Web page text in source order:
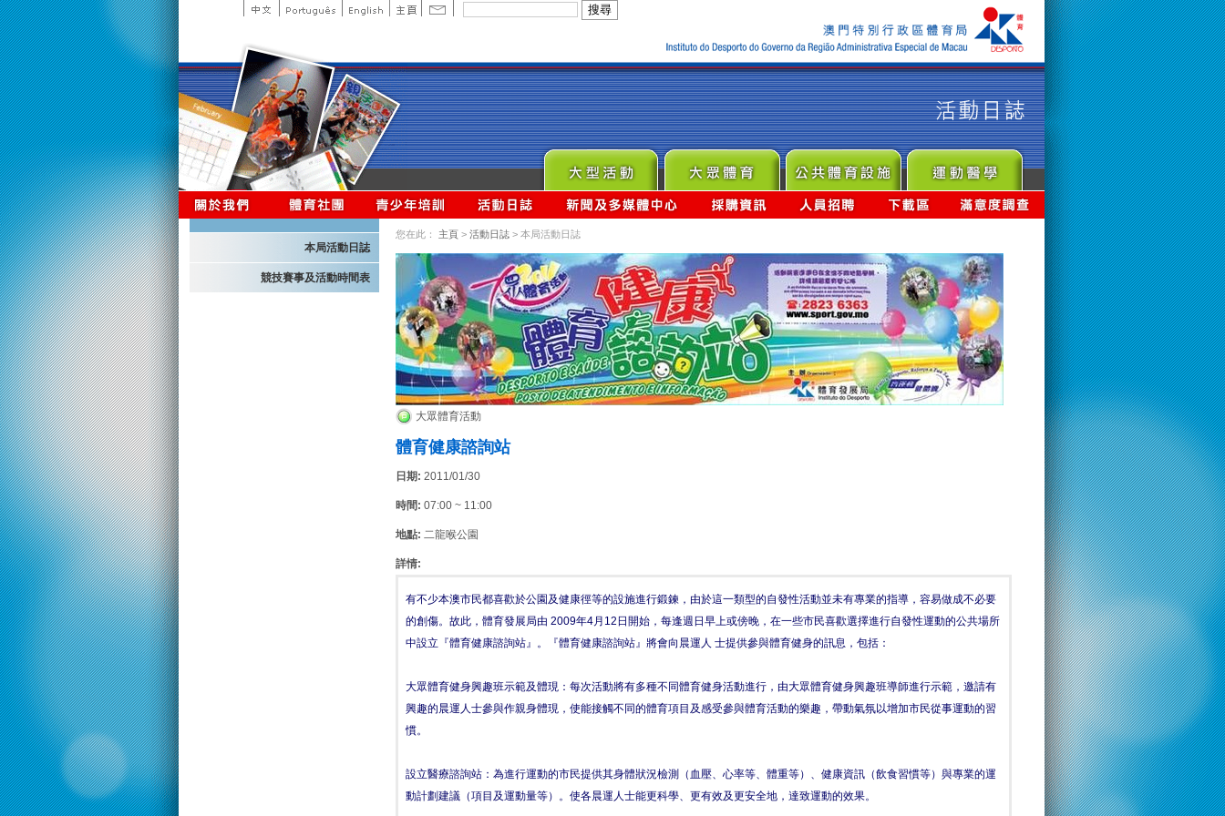
本局活動日誌
競技賽事及活動時間表
您在此： 主頁 > 活動日誌 > 本局活動日誌
大眾體育活動
體育健康諮詢站
日期: 2011/01/30
時間: 07:00 ~ 11:00
地點: 二龍喉公園
詳情:
有不少本澳市民都喜歡於公園及健康徑等的設施進行鍛鍊，由於這一類型的自發性活動並未有專業的指導，容易做成不必要
的創傷。故此，體育發展局由 2009年4月12日開始，每逢週日早上或傍晚，在一些市民喜歡選擇進行自發性運動的公共場所
中設立『體育健康諮詢站』。『體育健康諮詢站』將會向晨運人 士提供參與體育健身的訊息，包括：
大眾體育健身興趣班示範及體現：每次活動將有多種不同體育健身活動進行，由大眾體育健身興趣班導師進行示範，邀請有
興趣的晨運人士參與作親身體現，使能接觸不同的體育項目及感受參與體育活動的樂趣，帶動氣氛以增加市民從事運動的習
慣。
設立醫療諮詢站：為進行運動的市民提供其身體狀況檢測（血壓、心率等、體重等）、健康資訊（飲食習慣等）與專業的運
動計劃建議（項目及運動量等）。使各晨運人士能更科學、更有效及更安全地，達致運動的效果。